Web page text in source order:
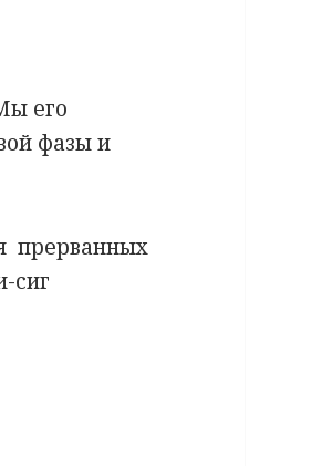
его
фазы и
прерванных
сиг
прерванных ICO